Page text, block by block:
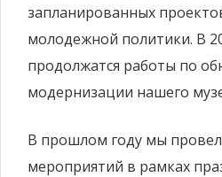
запланированных
молодежной политики. В
продолжатся работы по
модернизации нашего
В прошлом году мы
мероприятий в рамках